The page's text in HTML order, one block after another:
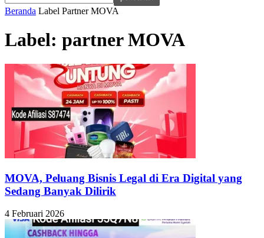
Beranda Label Partner MOVA
Label: partner MOVA
MOVA, Peluang Bisnis Legal di Era Digital yang
Sedang Banyak Dilirik
4 Februari 2026